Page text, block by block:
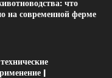
что
на современной ферме
|